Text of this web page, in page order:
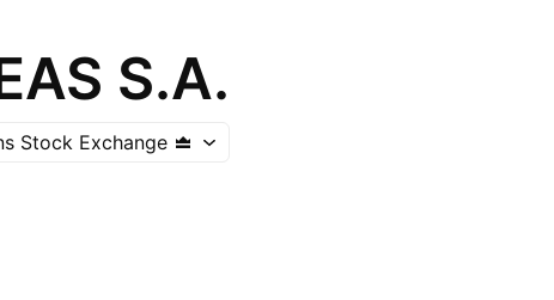
S.A.
Stock Exchange